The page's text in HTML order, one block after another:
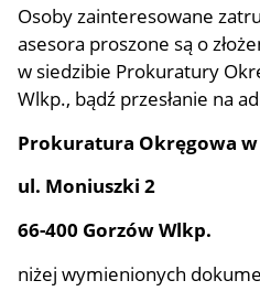
Osoby zainteresowane
asesora proszone są o
w siedzibie Prokuratury
Wlkp., bądź przesłanie na
Prokuratura Okręgowa
ul. Moniuszki 2
66-400 Gorzów Wlkp.
niżej wymienionych